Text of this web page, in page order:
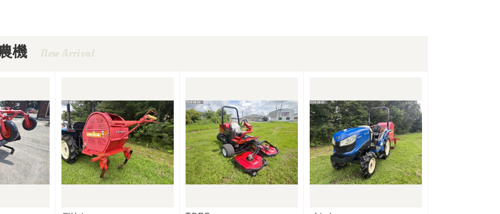
機 New Arrival